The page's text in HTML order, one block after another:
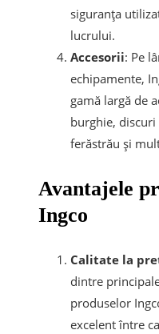
siguranța
lucrului.
Accesorii: Pe
echipamente,
gamă largă de
burghie,
ferăstrău și
Avantajele
Ingco
Calitate la
dintre
produselor
excelent între